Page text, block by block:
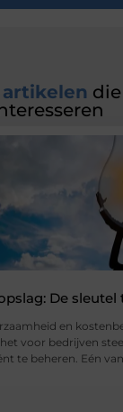
De sleutel
en
voor bedrijven
te beheren. Eén